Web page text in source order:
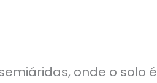
onde o solo